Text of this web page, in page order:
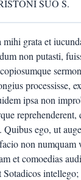
SUO S.
grata et
non putasti,
processisse,
ipsa non
reprehenderent,
Quibus ego, ut
non numquam
et comoedias